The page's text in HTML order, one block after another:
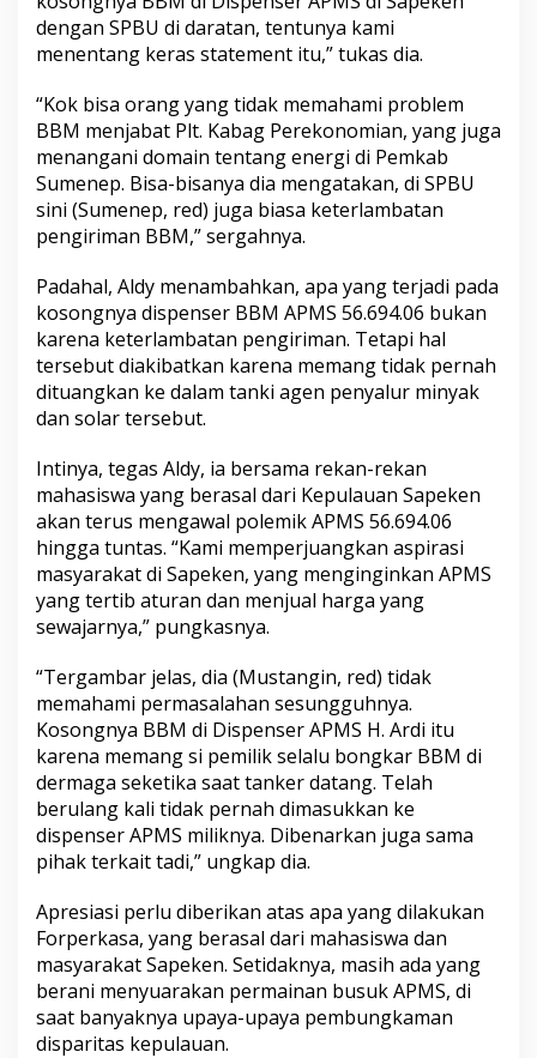
dengan SPBU di daratan, tentunya kami
menentang keras statement itu,” tukas dia.
“Kok bisa orang yang tidak memahami problem
BBM menjabat Plt. Kabag Perekonomian, yang juga
menangani domain tentang energi di Pemkab
Sumenep. Bisa-bisanya dia mengatakan, di SPBU
sini (Sumenep, red) juga biasa keterlambatan
pengiriman BBM,” sergahnya.
Padahal, Aldy menambahkan, apa yang terjadi pada
kosongnya dispenser BBM APMS 56.694.06 bukan
karena keterlambatan pengiriman. Tetapi hal
tersebut diakibatkan karena memang tidak pernah
dituangkan ke dalam tanki agen penyalur minyak
dan solar tersebut.
Intinya, tegas Aldy, ia bersama rekan-rekan
mahasiswa yang berasal dari Kepulauan Sapeken
akan terus mengawal polemik APMS 56.694.06
hingga tuntas. “Kami memperjuangkan aspirasi
masyarakat di Sapeken, yang menginginkan APMS
yang tertib aturan dan menjual harga yang
sewajarnya,” pungkasnya.
“Tergambar jelas, dia (Mustangin, red) tidak
memahami permasalahan sesungguhnya.
Kosongnya BBM di Dispenser APMS H. Ardi itu
karena memang si pemilik selalu bongkar BBM di
dermaga seketika saat tanker datang. Telah
berulang kali tidak pernah dimasukkan ke
dispenser APMS miliknya. Dibenarkan juga sama
pihak terkait tadi,” ungkap dia.
Apresiasi perlu diberikan atas apa yang dilakukan
Forperkasa, yang berasal dari mahasiswa dan
masyarakat Sapeken. Setidaknya, masih ada yang
berani menyuarakan permainan busuk APMS, di
saat banyaknya upaya-upaya pembungkaman
disparitas kepulauan.